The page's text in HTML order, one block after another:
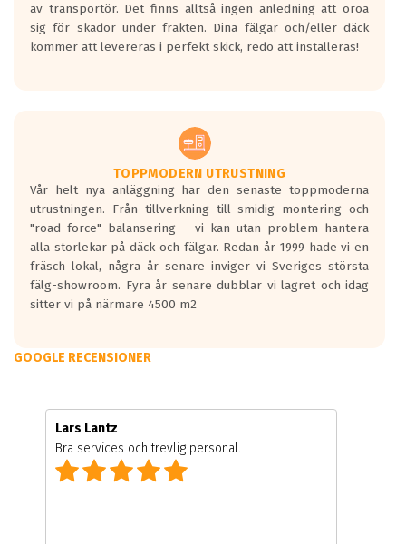
av transportör. Det finns alltså ingen anledning att oroa
sig för skador under frakten. Dina fälgar och/eller däck
kommer att levereras i perfekt skick, redo att installeras!
TOPPMODERN UTRUSTNING
Vår helt nya anläggning har den senaste toppmoderna
utrustningen. Från tillverkning till smidig montering och
"road force" balansering - vi kan utan problem hantera
alla storlekar på däck och fälgar. Redan år 1999 hade vi en
fräsch lokal, några år senare inviger vi Sveriges största
fälg-showroom. Fyra år senare dubblar vi lagret och idag
sitter vi på närmare 4500 m2
GOOGLE RECENSIONER
Lars Lantz
Bra services och trevlig personal.